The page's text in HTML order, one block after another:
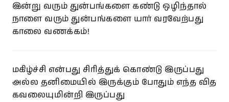
இன்று வரும் துன்பங்களை கண்டு ஒழிந்தால்
நாளை வரும் துன்பங்களை யார் வரவேற்பது
காலை வணக்கம்!
மகிழ்ச்சி என்பது சிரித்துக் கொண்டு இருப்பது
அல்ல தனிமையில் இருக்கும் போதும் எந்த வித
கவலையுமின்றி இருப்பது